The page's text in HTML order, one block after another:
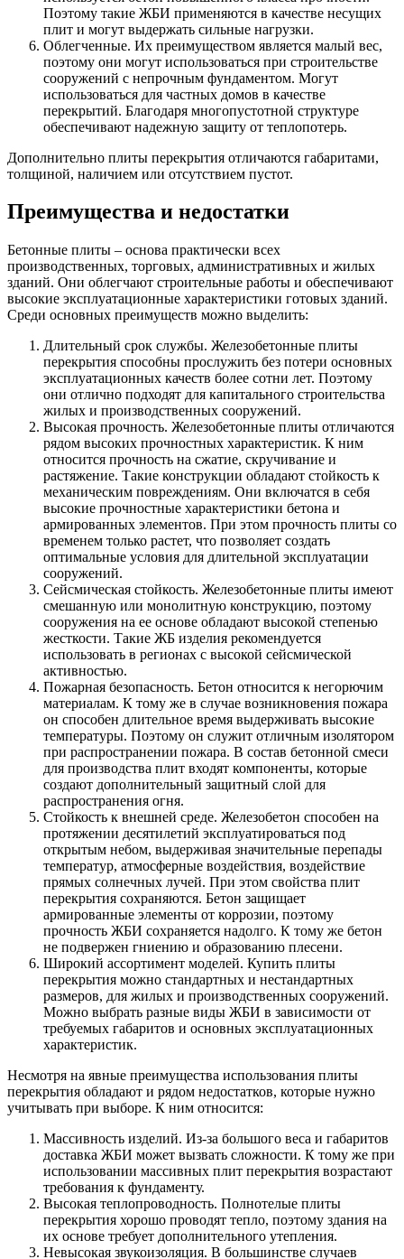
Поэтому такие ЖБИ применяются в качестве несущих
плит и могут выдержать сильные нагрузки.
Облегченные. Их преимуществом является малый вес,
поэтому они могут использоваться при строительстве
сооружений с непрочным фундаментом. Могут
использоваться для частных домов в качестве
перекрытий. Благодаря многопустотной структуре
обеспечивают надежную защиту от теплопотерь.
Дополнительно плиты перекрытия отличаются габаритами,
толщиной, наличием или отсутствием пустот.
Преимущества и недостатки
Бетонные плиты – основа практически всех
производственных, торговых, административных и жилых
зданий. Они облегчают строительные работы и обеспечивают
высокие эксплуатационные характеристики готовых зданий.
Среди основных преимуществ можно выделить:
Длительный срок службы. Железобетонные плиты
перекрытия способны прослужить без потери основных
эксплуатационных качеств более сотни лет. Поэтому
они отлично подходят для капитального строительства
жилых и производственных сооружений.
Высокая прочность. Железобетонные плиты отличаются
рядом высоких прочностных характеристик. К ним
относится прочность на сжатие, скручивание и
растяжение. Такие конструкции обладают стойкость к
механическим повреждениям. Они включатся в себя
высокие прочностные характеристики бетона и
армированных элементов. При этом прочность плиты со
временем только растет, что позволяет создать
оптимальные условия для длительной эксплуатации
сооружений.
Сейсмическая стойкость. Железобетонные плиты имеют
смешанную или монолитную конструкцию, поэтому
сооружения на ее основе обладают высокой степенью
жесткости. Такие ЖБ изделия рекомендуется
использовать в регионах с высокой сейсмической
активностью.
Пожарная безопасность. Бетон относится к негорючим
материалам. К тому же в случае возникновения пожара
он способен длительное время выдерживать высокие
температуры. Поэтому он служит отличным изолятором
при распространении пожара. В состав бетонной смеси
для производства плит входят компоненты, которые
создают дополнительный защитный слой для
распространения огня.
Стойкость к внешней среде. Железобетон способен на
протяжении десятилетий эксплуатироваться под
открытым небом, выдерживая значительные перепады
температур, атмосферные воздействия, воздействие
прямых солнечных лучей. При этом свойства плит
перекрытия сохраняются. Бетон защищает
армированные элементы от коррозии, поэтому
прочность ЖБИ сохраняется надолго. К тому же бетон
не подвержен гниению и образованию плесени.
Широкий ассортимент моделей. Купить плиты
перекрытия можно стандартных и нестандартных
размеров, для жилых и производственных сооружений.
Можно выбрать разные виды ЖБИ в зависимости от
требуемых габаритов и основных эксплуатационных
характеристик.
Несмотря на явные преимущества использования плиты
перекрытия обладают и рядом недостатков, которые нужно
учитывать при выборе. К ним относится:
Массивность изделий. Из-за большого веса и габаритов
доставка ЖБИ может вызвать сложности. К тому же при
использовании массивных плит перекрытия возрастают
требования к фундаменту.
Высокая теплопроводность. Полнотелые плиты
перекрытия хорошо проводят тепло, поэтому здания на
их основе требует дополнительного утепления.
Невысокая звукоизоляция. В большинстве случаев